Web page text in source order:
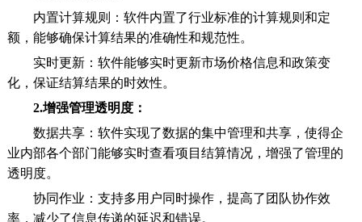
内置计算规则：软件内置了行业标准的计算规则和定
额，能够确保计算结果的准确性和规范性。
实时更新：软件能够实时更新市场价格信息和政策变
化，保证结算结果的时效性。
2.增强管理透明度：
数据共享：软件实现了数据的集中管理和共享，使得企
业内部各个部门能够实时查看项目结算情况，增强了管理的
透明度。
协同作业：支持多用户同时操作，提高了团队协作效
率，减少了信息传递的延迟和错误。